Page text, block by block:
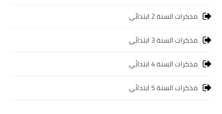
مذكرات السنة 2 ابتدائي
مذكرات السنة 3 ابتدائي
مذكرات السنة 4 ابتدائي
مذكرات السنة 5 ابتدائي